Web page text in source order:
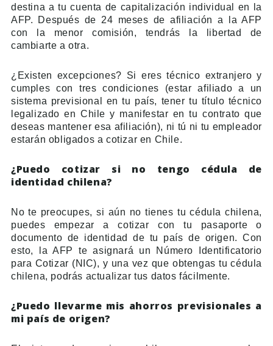
destina a tu cuenta de capitalización individual en la
AFP. Después de 24 meses de afiliación a la AFP
con la menor comisión, tendrás la libertad de
cambiarte a otra.
¿Existen excepciones? Si eres técnico extranjero y
cumples con tres condiciones (estar afiliado a un
sistema previsional en tu país, tener tu título técnico
legalizado en Chile y manifestar en tu contrato que
deseas mantener esa afiliación), ni tú ni tu empleador
estarán obligados a cotizar en Chile.
¿Puedo cotizar si no tengo cédula de
identidad chilena?
No te preocupes, si aún no tienes tu cédula chilena,
puedes empezar a cotizar con tu pasaporte o
documento de identidad de tu país de origen. Con
esto, la AFP te asignará un Número Identificatorio
para Cotizar (NIC), y una vez que obtengas tu cédula
chilena, podrás actualizar tus datos fácilmente.
¿Puedo llevarme mis ahorros previsionales a
mi país de origen?